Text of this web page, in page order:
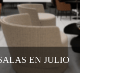
EN JULIO